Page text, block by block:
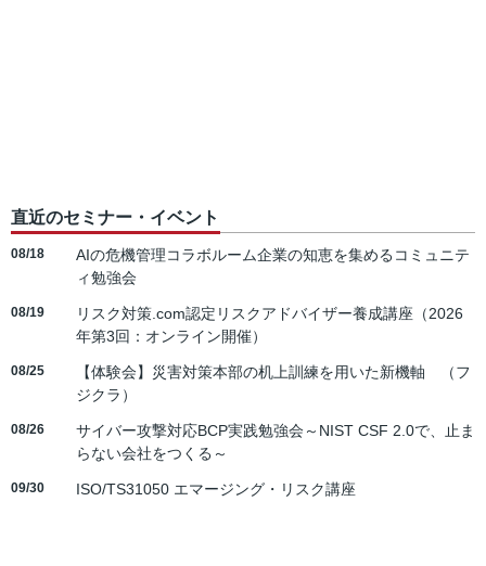
直近のセミナー・イベント
08/18
AIの危機管理コラボルーム企業の知恵を集めるコミュニテ
ィ勉強会
08/19
リスク対策.com認定リスクアドバイザー養成講座（2026
年第3回：オンライン開催）
08/25
【体験会】災害対策本部の机上訓練を用いた新機軸 （フ
ジクラ）
08/26
サイバー攻撃対応BCP実践勉強会～NIST CSF 2.0で、止ま
らない会社をつくる～
09/30 ISO/TS31050 エマージング・リスク講座